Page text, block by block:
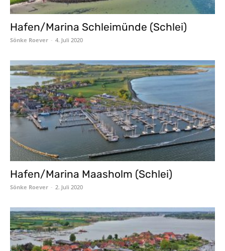
Hafen/Marina Schleimünde (Schlei)
Sönke Roever - 4. Juli 2020
Hafen/Marina Maasholm (Schlei)
Sönke Roever - 2. Juli 2020